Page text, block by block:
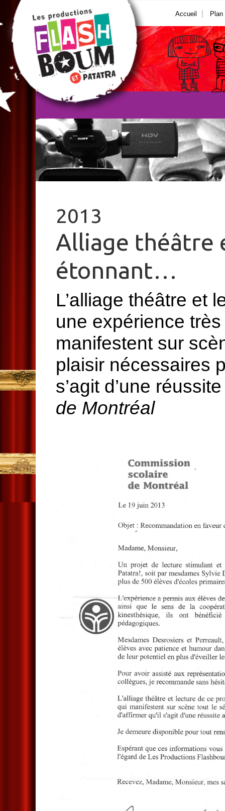
Accueil
2013
Alliage théâtre
étonnant…
L’alliage théâtre et
une expérience
manifestent sur
plaisir nécessaires
s’agit d’une
de Montréal